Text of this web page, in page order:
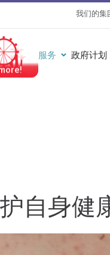
我们的集
服务 政府计划
自身健